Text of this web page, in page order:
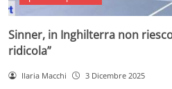
Sinner, in Inghilterra non
ridicola”
Ilaria Macchi 3 Dicembre 2025